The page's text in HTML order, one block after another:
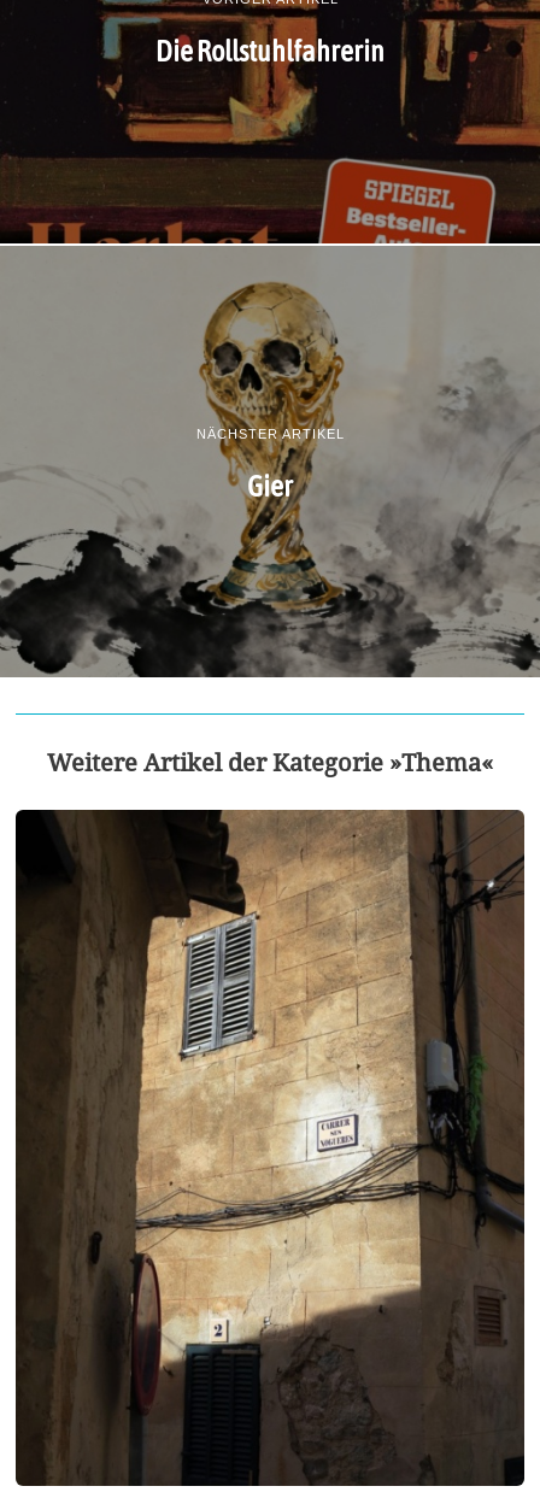
Die Rollstuhlfahrerin
NÄCHSTER ARTIKEL
Gier
Weitere Artikel der Kategorie »Thema«